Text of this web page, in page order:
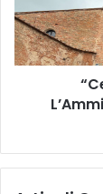
E
T
E
A
l
d
o
r